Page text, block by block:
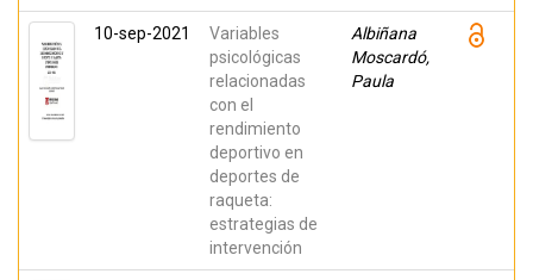
10-sep-2021
Variables
psicológicas
relacionadas
con el
rendimiento
deportivo en
deportes de
raqueta:
estrategias de
intervención
Albiñana
Moscardó,
Paula